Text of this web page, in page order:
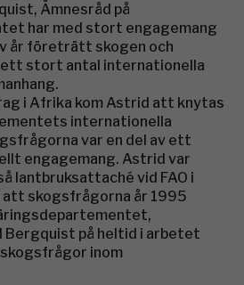
Ämnesråd på
har med stort engagemang
år företrätt skogen och
stort antal internationella
i Afrika kom Astrid att knytas
internationella
var en del av ett
engagemang. Astrid var
lantbruksattaché vid FAO i
att skogsfrågorna år 1995
på heltid i arbetet
inom